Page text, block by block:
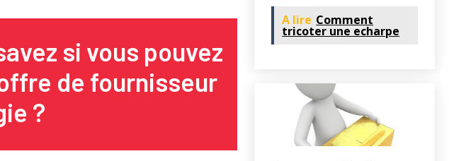
si vous pouvez
de fournisseur
?
A lire Comment
tricoter une echarpe